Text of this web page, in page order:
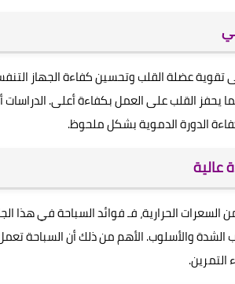
تقوية عضلة القلب وتحسين كفاءة الجهاز
يحفز القلب على العمل بكفاءة أعلى.
الدورة الدموية بشكل ملحوظ.
عالية
الحرارية، فـ فوائد السباحة في هذا
حرارية حسب الشدة والأسلوب. الأهم من ذلك أن